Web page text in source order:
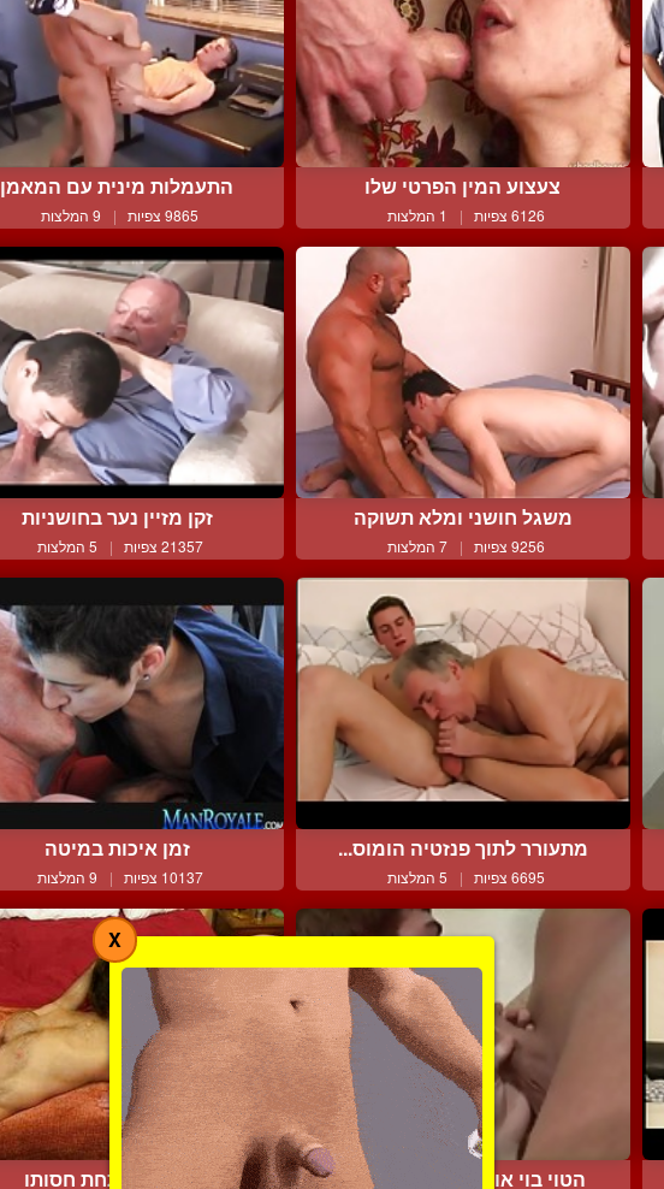
צעצוע המין הפרטי שלו
6126 צפיות | 1 המלצות
התעמלות מינית עם המאמן
9865 צפיות | 9 המלצות
משגל חושני ומלא תשוקה
9256 צפיות | 7 המלצות
זקן מזיין נער בחושניות
21357 צפיות | 5 המלצות
מתעורר לתוך פנזטיה הומוס...
6695 צפיות | 5 המלצות
זמן איכות במיטה
10137 צפיות | 9 המלצות
הטוי בוי אוהב לשרת את הכ... לוקח אותו תחת חסותו
X